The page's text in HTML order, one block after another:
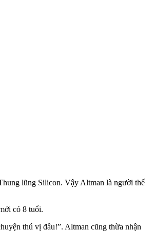
lũng Silicon. Vậy Altman là người thế
có 8 tuổi.
thú vị đâu!”. Altman cũng thừa nhận